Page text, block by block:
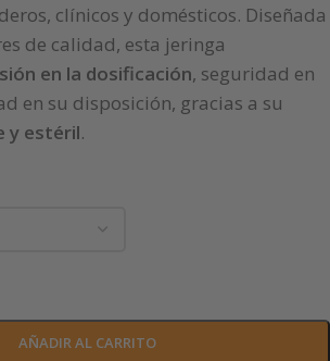
clínicos y domésticos. Diseñada
de calidad, esta jeringa
en la dosificación, seguridad en
en su disposición, gracias a su
y estéril.
AÑADIR AL CARRITO